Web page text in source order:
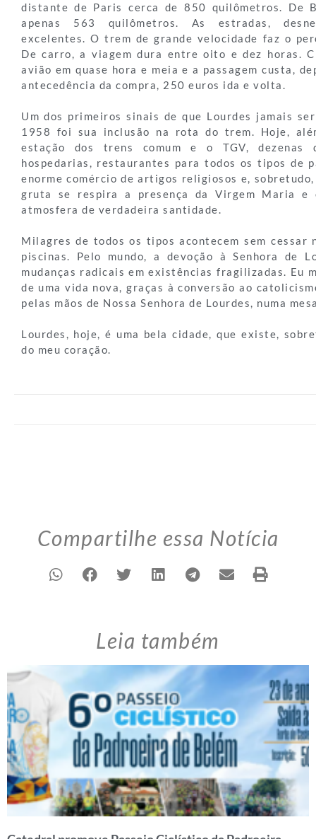
distante de Paris cerca de 850 quilômetros. De
apenas 563 quilômetros. As estradas,
excelentes. O trem de grande velocidade faz o
De carro, a viagem dura entre oito e dez horas.
avião em quase hora e meia e a passagem custa,
antecedência da compra, 250 euros ida e volta.
Um dos primeiros sinais de que Lourdes jamais
1958 foi sua inclusão na rota do trem. Hoje,
estação dos trens comum e o TGV, dezenas
hospedarias, restaurantes para todos os tipos de
enorme comércio de artigos religiosos e,
gruta se respira a presença da Virgem Maria e
atmosfera de verdadeira santidade.
Milagres de todos os tipos acontecem sem cessar
piscinas. Pelo mundo, a devoção à Senhora de
mudanças radicais em existências fragilizadas. Eu
de uma vida nova, graças à conversão ao
pelas mãos de Nossa Senhora de Lourdes, numa
Lourdes, hoje, é uma bela cidade, que existe,
do meu coração.
Compartilhe essa Notícia
Leia também